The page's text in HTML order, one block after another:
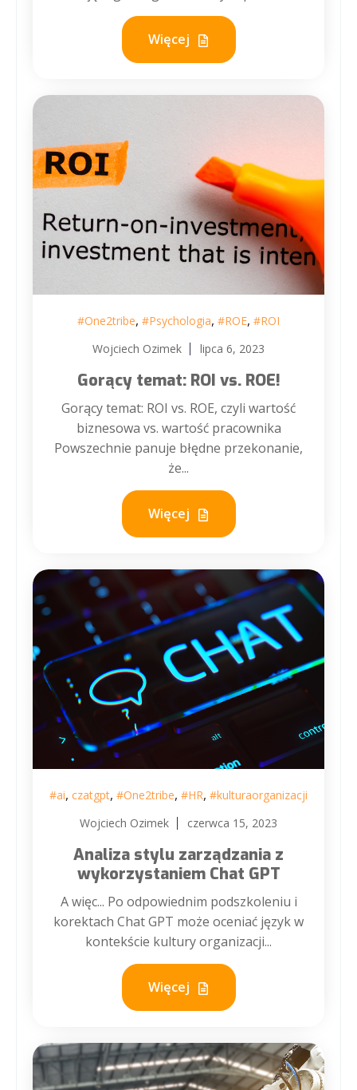
Więcej
#One2tribe, #Psychologia, #ROE, #ROI
Wojciech Ozimek
lipca 6, 2023
Gorący temat: ROI vs. ROE!
Gorący temat: ROI vs. ROE, czyli wartość
biznesowa vs. wartość pracownika
Powszechnie panuje błędne przekonanie,
że...
Więcej
#ai, czatgpt, #One2tribe, #HR, #kulturaorganizacji
Wojciech Ozimek
czerwca 15, 2023
Analiza stylu zarządzania z
wykorzystaniem Chat GPT
A więc... Po odpowiednim podszkoleniu i
korektach Chat GPT może oceniać język w
kontekście kultury organizacji...
Więcej